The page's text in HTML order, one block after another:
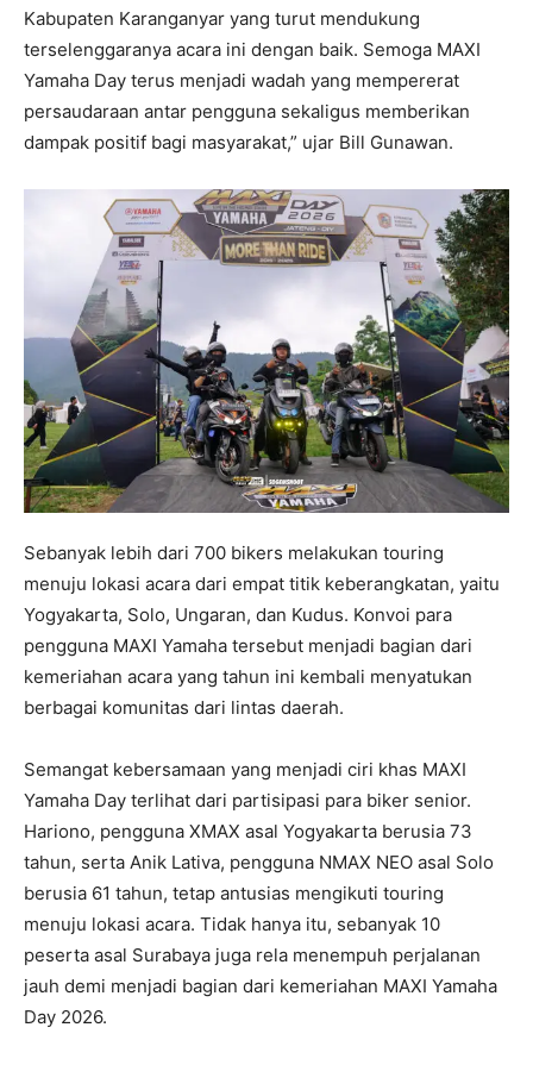
Kabupaten Karanganyar yang turut mendukung
terselenggaranya acara ini dengan baik. Semoga MAXI
Yamaha Day terus menjadi wadah yang mempererat
persaudaraan antar pengguna sekaligus memberikan
dampak positif bagi masyarakat,” ujar Bill Gunawan.
Sebanyak lebih dari 700 bikers melakukan touring
menuju lokasi acara dari empat titik keberangkatan, yaitu
Yogyakarta, Solo, Ungaran, dan Kudus. Konvoi para
pengguna MAXI Yamaha tersebut menjadi bagian dari
kemeriahan acara yang tahun ini kembali menyatukan
berbagai komunitas dari lintas daerah.
Semangat kebersamaan yang menjadi ciri khas MAXI
Yamaha Day terlihat dari partisipasi para biker senior.
Hariono, pengguna XMAX asal Yogyakarta berusia 73
tahun, serta Anik Lativa, pengguna NMAX NEO asal Solo
berusia 61 tahun, tetap antusias mengikuti touring
menuju lokasi acara. Tidak hanya itu, sebanyak 10
peserta asal Surabaya juga rela menempuh perjalanan
jauh demi menjadi bagian dari kemeriahan MAXI Yamaha
Day 2026.